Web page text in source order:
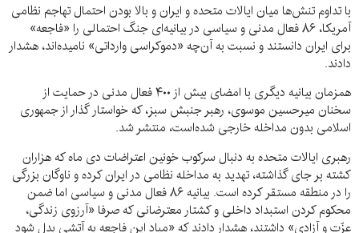
با تداوم تنش‌ها میان ایالات متحده و ایران و بالا بودن احتمال تهاجم نظامی
آمریکا، ۸۶ فعال مدنی و سیاسی در بیانیه‌ای جنگ احتمالی را «فاجعه»
برای ایران دانستند و نسبت به آن‌چه «دموکراسی وارداتی» نامیده‌اند، هشدار
دادند.
همزمان بیانیه‌ دیگری با امضای بیش از ۴۰۰ فعال مدنی در حمایت از
سخنان میرحسین موسوی، رهبر جنبش سبز، که خواستار گذار از جمهوری
اسلامی بدون مداخله خارجی شده‌است، منتشر شد.
رهبری ایالات متحده به دنبال سرکوب خونین اعتراضات دی ماه که هزاران
کشته بر جای گذاشته، تهدید به مداخله نظامی در ایران کرده و ناوگان بزرگی
را در منطقه مستقر کرده است. بیانیه ۸۶ فعال مدنی و سیاسی اما ضمن
محکوم کردن استبداد داخلی و کشتار معترضانی که صرفا «آرزوی زندگی،
عزّت و آزادی» داشتند، هشدار دادند که «مباد این فاجعه به آتشی بدل شود